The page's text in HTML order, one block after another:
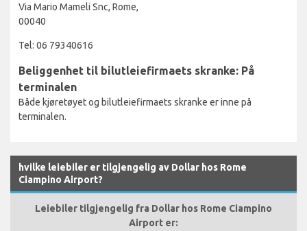
Via Mario Mameli Snc, Rome,
00040
Tel: 06 79340616
Beliggenhet til bilutleiefirmaets skranke: På
terminalen
Både kjøretøyet og bilutleiefirmaets skranke er inne på
terminalen.
hvilke leiebiler er tilgjengelig av Dollar hos Rome
Ciampino Airport?
Leiebiler tilgjengelig fra Dollar hos Rome Ciampino
Airport er: